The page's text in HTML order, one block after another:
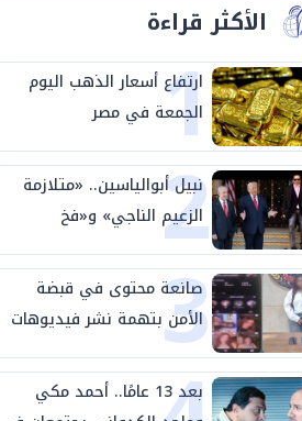
الأكثر قراءة
1
ارتفاع أسعار الذهب اليوم
الجمعة في مصر
2
نبيل أبوالياسين.. «متلازمة
الزعيم الناجي» و«فخ
الشرعية المزدوجة» وترامب
ينأى بنفسه وحليفه في
«ميتم استراتيجي»
3
صانعة محتوى في قبضة
الأمن بتهمة نشر فيديوهات
خادشة للحياء
بعد 13 عامًا.. أحمد مكي